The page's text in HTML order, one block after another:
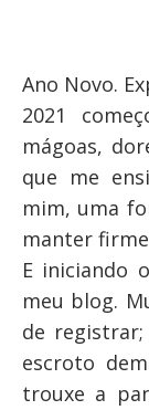
Ano Novo.
2021
mágoas,
que me
mim, uma
manter
E iniciando
meu blog.
de
escroto
trouxe a